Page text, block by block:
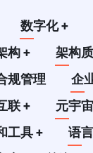
数字化+
构+ 架构
规管理
企
联+ 元宇宙
工具+ 语